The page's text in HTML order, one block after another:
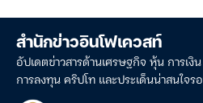
สำนักข่าวอินโฟเควสท์
อัปเดตข่าวสารด้านเศรษฐกิจ หุ้น การเงิน
การลงทุน คริปโท และประเด็นน่าสนใจร